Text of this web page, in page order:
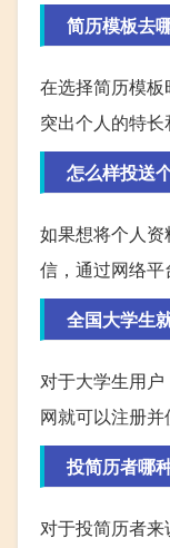
简历模板去
在选择简历模
突出个人的特
怎么样投送
如果想将个人
信，通过网络平
全国大学生
对于大学生用
网就可以注册并
投简历者哪
对于投简历者